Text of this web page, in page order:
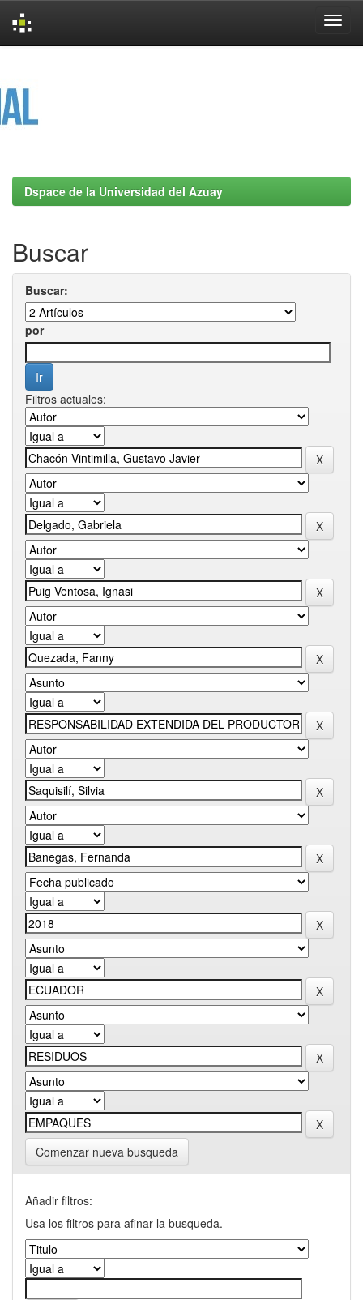
Dspace de la Universidad del Azuay
Buscar
Buscar:
por
Filtros actuales:
Comenzar nueva busqueda
Añadir filtros:
Usa los filtros para afinar la busqueda.